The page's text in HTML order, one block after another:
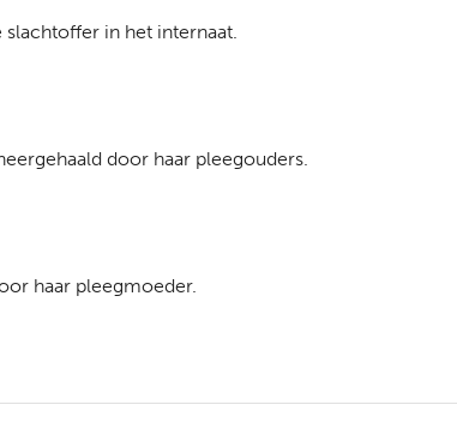
slachtoffer in het internaat.
door haar pleegouders.
haar pleegmoeder.